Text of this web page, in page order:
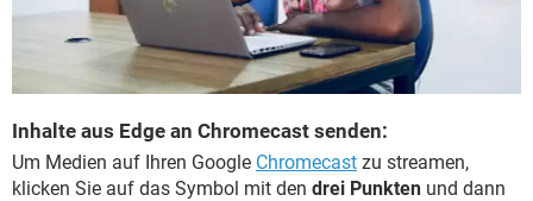
Inhalte aus Edge an Chromecast senden:
Um Medien auf Ihren Google Chromecast zu streamen,
klicken Sie auf das Symbol mit den drei Punkten und dann